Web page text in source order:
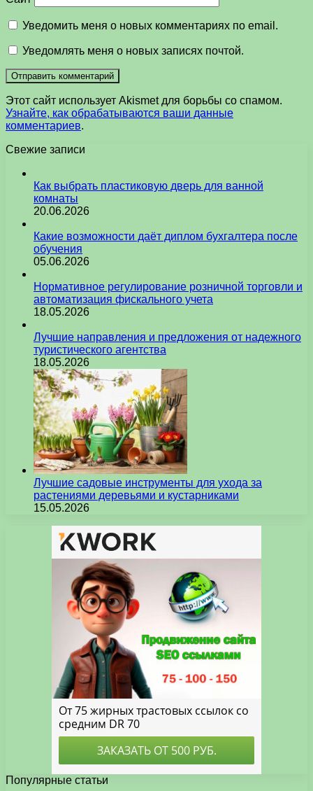
Уведомить меня о новых комментариях по email.
Уведомлять меня о новых записях почтой.
Этот сайт использует Akismet для борьбы со спамом.
Узнайте, как обрабатываются ваши данные
комментариев.
Свежие записи
Как выбрать пластиковую дверь для ванной
комнаты
20.06.2026
Какие возможности даёт диплом бухгалтера после
обучения
05.06.2026
Нормативное регулирование розничной торговли и
автоматизация фискального учета
18.05.2026
Лучшие направления и предложения от надежного
туристического агентства
18.05.2026
Лучшие садовые инструменты для ухода за
растениями деревьями и кустарниками
15.05.2026
Популярные статьи